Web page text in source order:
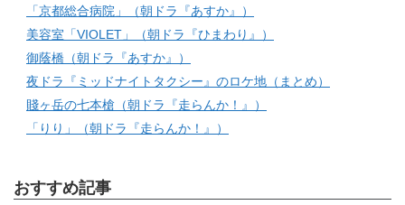
「京都総合病院」（朝ドラ『あすか』）
美容室「VIOLET」（朝ドラ『ひまわり』）
御蔭橋（朝ドラ『あすか』）
夜ドラ『ミッドナイトタクシー』のロケ地（まとめ）
賤ヶ岳の七本槍（朝ドラ『走らんか！』）
「りり」（朝ドラ『走らんか！』）
おすすめ記事